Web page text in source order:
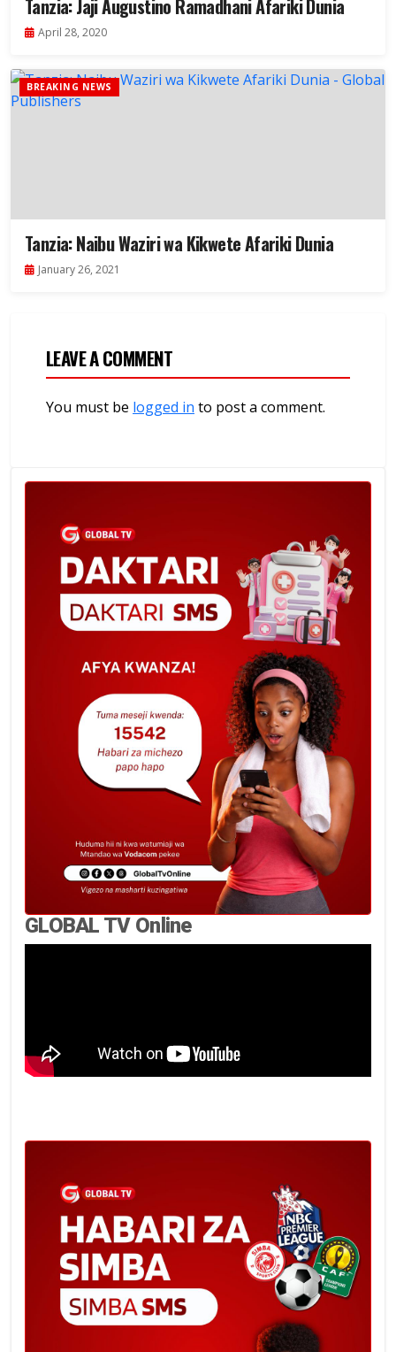
Tanzia: Jaji Augustino Ramadhani Afariki Dunia
April 28, 2020
BREAKING NEWS
Tanzia: Naibu Waziri wa Kikwete Afariki Dunia
January 26, 2021
LEAVE A COMMENT
You must be logged in to post a comment.
GLOBAL TV Online